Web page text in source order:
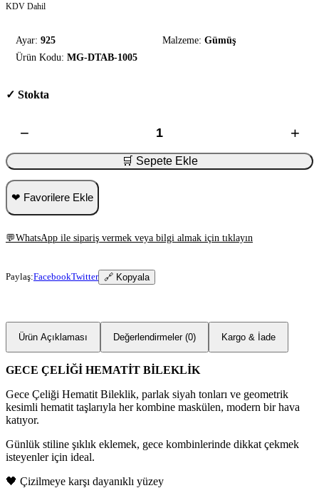
KDV Dahil
Ayar: 925 Malzeme: Gümüş
Ürün Kodu: MG-DTAB-1005
✓ Stokta
− +
🛒 Sepete Ekle
❤ Favorilere Ekle
💬WhatsApp ile sipariş vermek veya bilgi almak için tıklayın
Paylaş:FacebookTwitter 🔗 Kopyala
Ürün Açıklaması Değerlendirmeler (0) Kargo & İade
GECE ÇELİĞİ HEMATİT BİLEKLİK
Gece Çeliği Hematit Bileklik, parlak siyah tonları ve geometrik
kesimli hematit taşlarıyla her kombine maskülen, modern bir hava
katıyor.
Günlük stiline şıklık eklemek, gece kombinlerinde dikkat çekmek
isteyenler için ideal.
🖤 Çizilmeye karşı dayanıklı yüzey